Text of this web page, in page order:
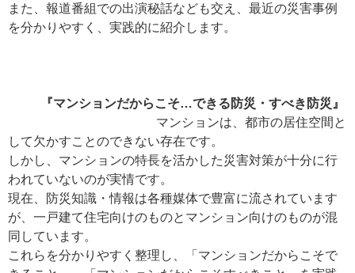
また、報道番組での出演秘話なども交え、最近の災害事例
を分かりやすく、実践的に紹介します。
『マンションだからこそ…できる防災・すべき防災』
マンションは、都市の居住空間と
して欠かすことのできない存在です。
しかし、マンションの特長を活かした災害対策が十分に行
われていないのが実情です。
現在、防災知識・情報は各種媒体で豊富に流されています
が、一戸建て住宅向けのものとマンション向けのものが混
同しています。
これらを分かりやすく整理し、「マンションだからこそで